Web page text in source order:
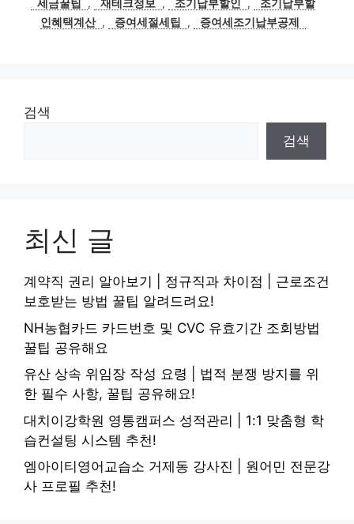
리
세금꿀팁
, 재테크정보 , 조기납부할인 ,
조기납부할
인혜택계산 , 증여세절세팁 , 증여세조기납부공제
검색
검색
최신 글
계약직 권리 알아보기 | 정규직과 차이점 | 근로조건
보호받는 방법 꿀팁 알려드려요!
NH농협카드 카드번호 및 CVC 유효기간 조회방법
꿀팁 공유해요
유산 상속 위임장 작성 요령 | 법적 분쟁 방지를 위
한 필수 사항, 꿀팁 공유해요!
대치이강학원 영통캠퍼스 성적관리 | 1:1 맞춤형 학
습컨설팅 시스템 추천!
엠아이티영어교습소 거제동 강사진 | 원어민 전문강
사 프로필 추천!